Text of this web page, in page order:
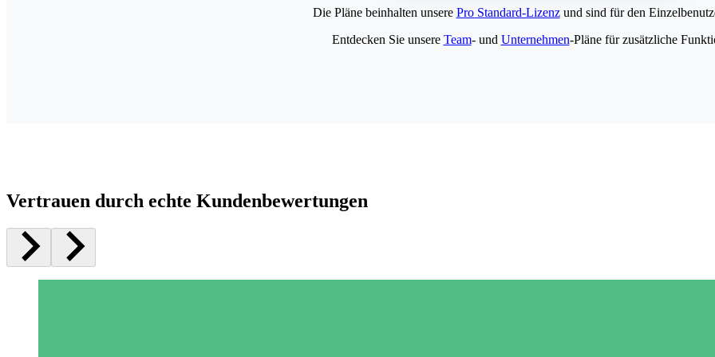
Die Pläne beinhalten unsere Pro Standard-Lizenzund sind für den
Entdecken Sie unsere Team- und Unternehmen-Pläne für zusätzliche
Vertrauen durch echte Kundenbewertungen